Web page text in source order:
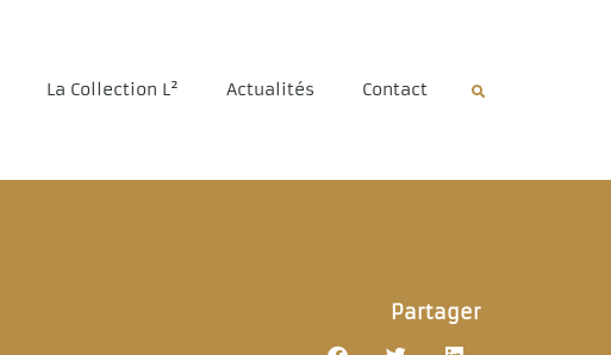
La Collection L² Actualités Contact
Partager